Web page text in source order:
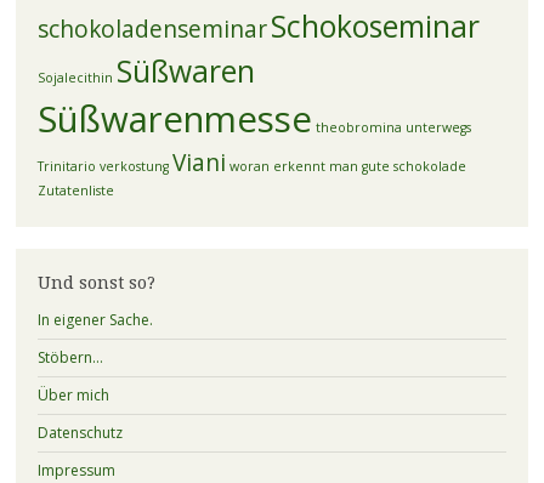
schokoladenseminarSchokoseminar
Sojalecithin Süßwaren
Süßwarenmesse theobromina unterwegs
Trinitario verkostung Viani woran erkennt man gute schokolade
Zutatenliste
Und sonst so?
In eigener Sache.
Stöbern…
Über mich
Datenschutz
Impressum